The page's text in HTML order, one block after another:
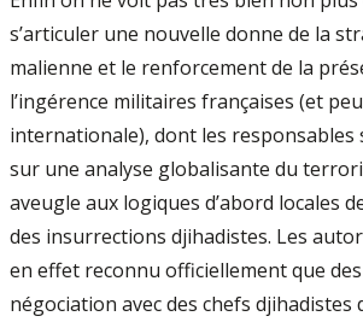
s’articuler une nouvelle donne de la
malienne et le renforcement de la
l’ingérence militaires françaises (et
internationale), dont les responsables
sur une analyse globalisante du
aveugle aux logiques d’abord locales
des insurrections djihadistes. Les
en effet reconnu officiellement que
négociation avec des chefs djihadistes